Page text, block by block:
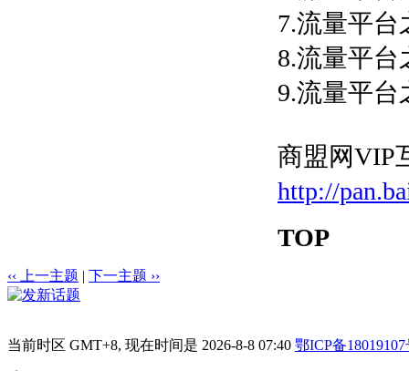
7.流量平台
8.流量平台
9.流量平台
商盟网VIP
http://
TOP
‹‹ 上一主题 | 下一主题 ››
当前时区 GMT+8, 现在时间是 2026-8-8 07:40 鄂ICP备18019107